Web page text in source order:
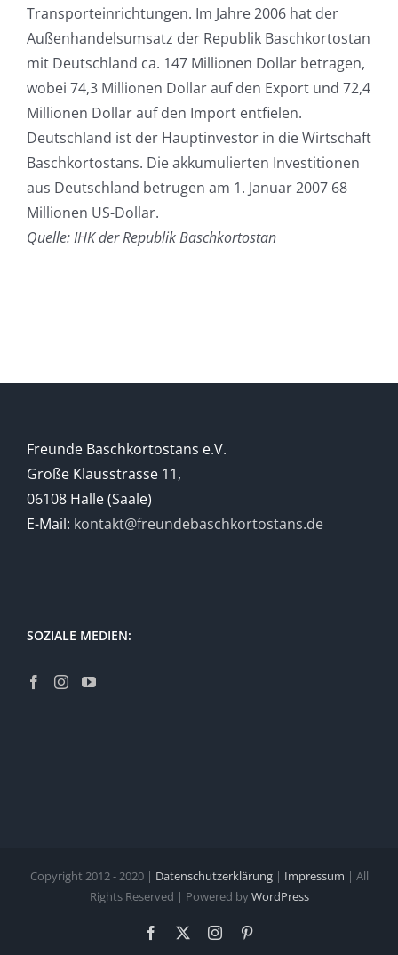
Transporteinrichtungen. Im Jahre 2006 hat der
Außenhandelsumsatz der Republik Baschkortostan
mit Deutschland ca. 147 Millionen Dollar betragen,
wobei 74,3 Millionen Dollar auf den Export und 72,4
Millionen Dollar auf den Import entfielen.
Deutschland ist der Hauptinvestor in die Wirtschaft
Baschkortostans. Die akkumulierten Investitionen
aus Deutschland betrugen am 1. Januar 2007 68
Millionen US-Dollar.
Quelle: IHK der Republik Baschkortostan
Freunde Baschkortostans e.V.
Große Klausstrasse 11,
06108 Halle (Saale)
E-Mail: kontakt@freundebaschkortostans.de
SOZIALE MEDIEN:
Copyright 2012 - 2020 | Datenschutzerklärung| Impressum | All
Rights Reserved | Powered byWordPress
Facebook Instagram